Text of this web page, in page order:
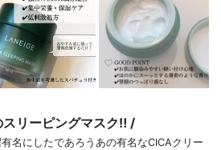
リーピングマスク‼︎ /
名にしたであろうあの有名なCICAクリー